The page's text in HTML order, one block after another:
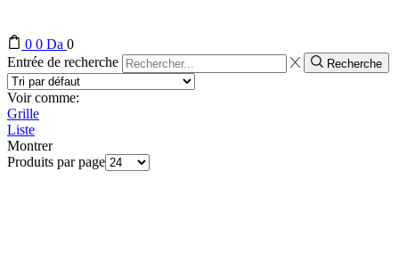
0 0 Da 0
Entrée de recherche
Recherche
Voir comme:
Grille
Liste
Montrer
Produits par page